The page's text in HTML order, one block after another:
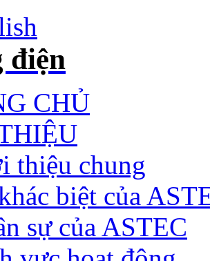
điện
CHỦ
thiệu chung
biệt của
sự của ASTEC